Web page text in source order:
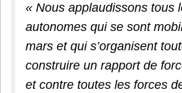
« Nous applaudissons tous
autonomes qui se sont
mars et qui s’organisent
construire un rapport de
et contre toutes les forces